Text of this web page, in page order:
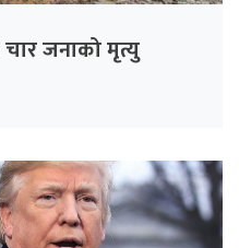
चार जनाको मृत्यु